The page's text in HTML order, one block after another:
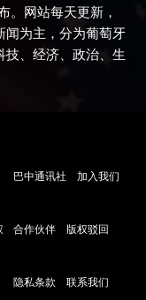
。网站每天更新，
闻为主，分为葡萄牙
、经济、政治、生
巴中通讯社 加入我们
合作伙伴 版权驳回
隐私条款 联系我们